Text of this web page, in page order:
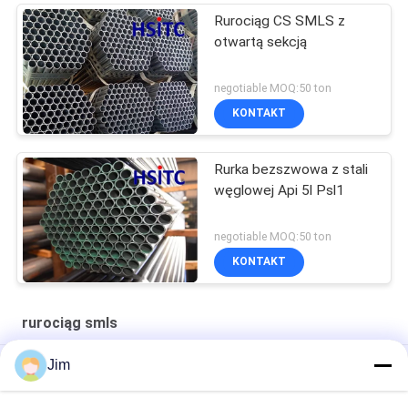
Rurociąg CS SMLS z
otwartą sekcją
negotiable MOQ:50 ton
KONTAKT
Rurka bezszwowa z stali
węglowej Api 5l Psl1
negotiable MOQ:50 ton
KONTAKT
rurociąg smls
Elektrownie wodne SCH80 CS SMLS
Jim